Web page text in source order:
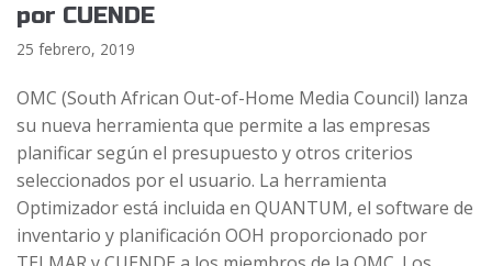
por CUENDE
25 febrero, 2019
OMC (South African Out-of-Home Media Council) lanza
su nueva herramienta que permite a las empresas
planificar según el presupuesto y otros criterios
seleccionados por el usuario. La herramienta
Optimizador está incluida en QUANTUM, el software de
inventario y planificación OOH proporcionado por